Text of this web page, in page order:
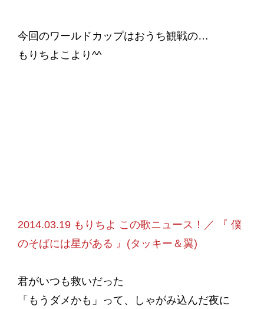
今回のワールドカップはおうち観戦の…
もりちよこより^^
2014.03.19 もりちよ この歌ニュース！／ 『 僕
のそばには星がある 』(タッキー＆翼)
君がいつも救いだった
「もうダメかも」って、しゃがみ込んだ夜に